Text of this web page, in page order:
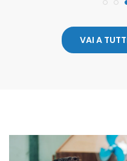
VAI A